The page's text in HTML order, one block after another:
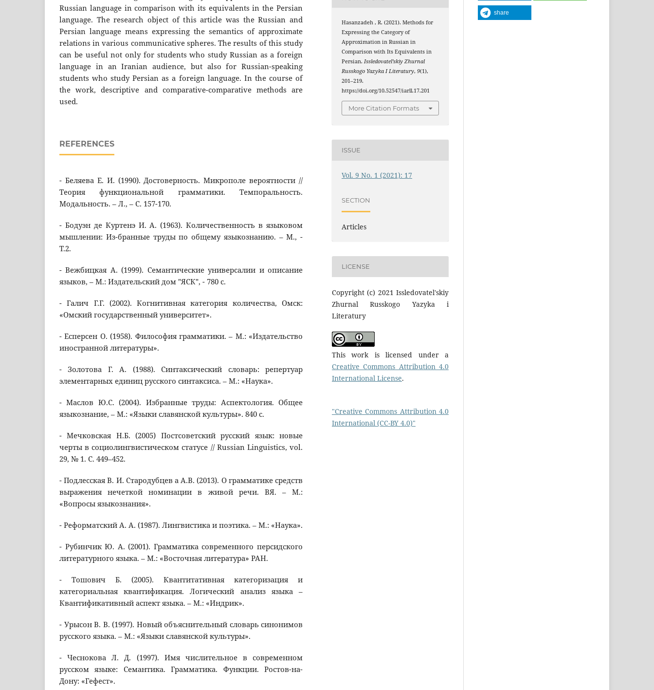
Russian language in comparison with its equivalents in the Persian
language. The research object of this article was the Russian and
Persian language means expressing the semantics of approximate
relations in various communicative spheres. The results of this study
can be useful not only for students who study Russian as a foreign
language in an Iranian audience, but also for Russian-speaking
students who study Persian as a foreign language. In the course of
the work, descriptive and comparative-comparative methods are
used.
REFERENCES
- Беляева Е. И. (1990). Достоверность. Микрополе вероятности //
Теория функциональной грамматики. Темпоральность.
Модальность. – Л., – С. 157-170.
- Бодуэн де Куртенэ И. А. (1963). Количественность в языковом
мышлении: Из-бранные труды по общему языкознанию. – М., -
Т.2.
- Вежбицкая А. (1999). Семантические универсалии и описание
языков, – М.: Издательский дом "ЯСК", - 780 с.
- Галич Г.Г. (2002). Когнитивная категория количества, Омск:
«Омский государственный университет».
- Есперсен О. (1958). Философия грамматики. – М.: «Издательство
иностранной литературы».
- Золотова Г. А. (1988). Синтаксический словарь: репертуар
элементарных единиц русского синтаксиса. – М.: «Наука».
- Маслов Ю.С. (2004). Избранные труды: Аспектология. Общее
языкознание, – М.: «Языки славянской культуры». 840 с.
- Мечковская Н.Б. (2005) Постсоветский русский язык: новые
черты в социолингвистическом статусе // Russian Linguistics, vol.
29, № 1. С. 449–452.
- Подлесская В. И. Стародубцев а А.В. (2013). О грамматике средств
выражения нечеткой номинации в живой речи. ВЯ. – М.:
«Вопросы языкознания».
- Реформатский А. А. (1987). Лингвистика и поэтика. – М.: «Наука».
- Рубинчик Ю. А. (2001). Грамматика современного персидского
литературного языка. – М.: «Восточная литература» РАН.
- Тошович Б. (2005). Квантитативная категоризация и
категориальная квантификация. Логический анализ языка –
Квантификативный аспект языка. – М.: «Индрик».
- Урысон В. В. (1997). Новый объяснительный словарь синонимов
русского языка. – М.: «Языки славянской культуры».
- Чеснокова Л. Д. (1997). Имя числительное в современном
русском языке: Семантика. Грамматика. Функции. Ростов-на-
Дону: «Гефест».
Hasanzadeh , R. (2021). Methods for
Expressing the Category of
Approximation in Russian in
Comparison with Its Equivalents in
Persian.Issledovatel’skiy Zhurnal
Russkogo Yazyka I Literatury,9(1),
201–219.
https://doi.org/10.52547/iarll.17.201
More Citation Formats
ISSUE
Vol. 9 No. 1 (2021): 17
SECTION
Articles
LICENSE
Copyright (c) 2021 Issledovatel'skiy
Zhurnal Russkogo Yazyka i
Literatury
This work is licensed under a
Creative Commons Attribution 4.0
International License.
"Creative Commons Attribution 4.0
International (CC-BY 4.0)"
share